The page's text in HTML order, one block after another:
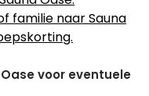
familie naar Sauna
voor eventuele